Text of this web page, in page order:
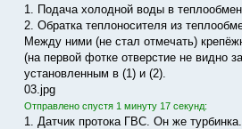
1. Подача холодной воды в
2. Обратка теплоносителя из
Между ними (не стал отмечать)
(на первой фотке отверстие не видно
установленным в (1) и (2).
03.jpg
Отправлено спустя 1 минуту 17 секунд:
1. Датчик протока ГВС. Он же